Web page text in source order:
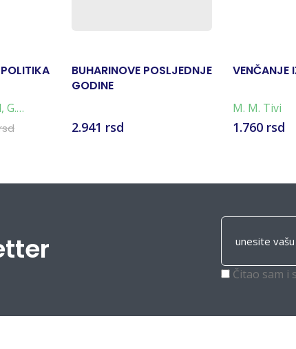
G.
BUHARINOVE POSLJEDNJE
GODINE
2.941 rsd
VENČANJE
M. M. Tivi
1.760 rsd
Čitao sam i